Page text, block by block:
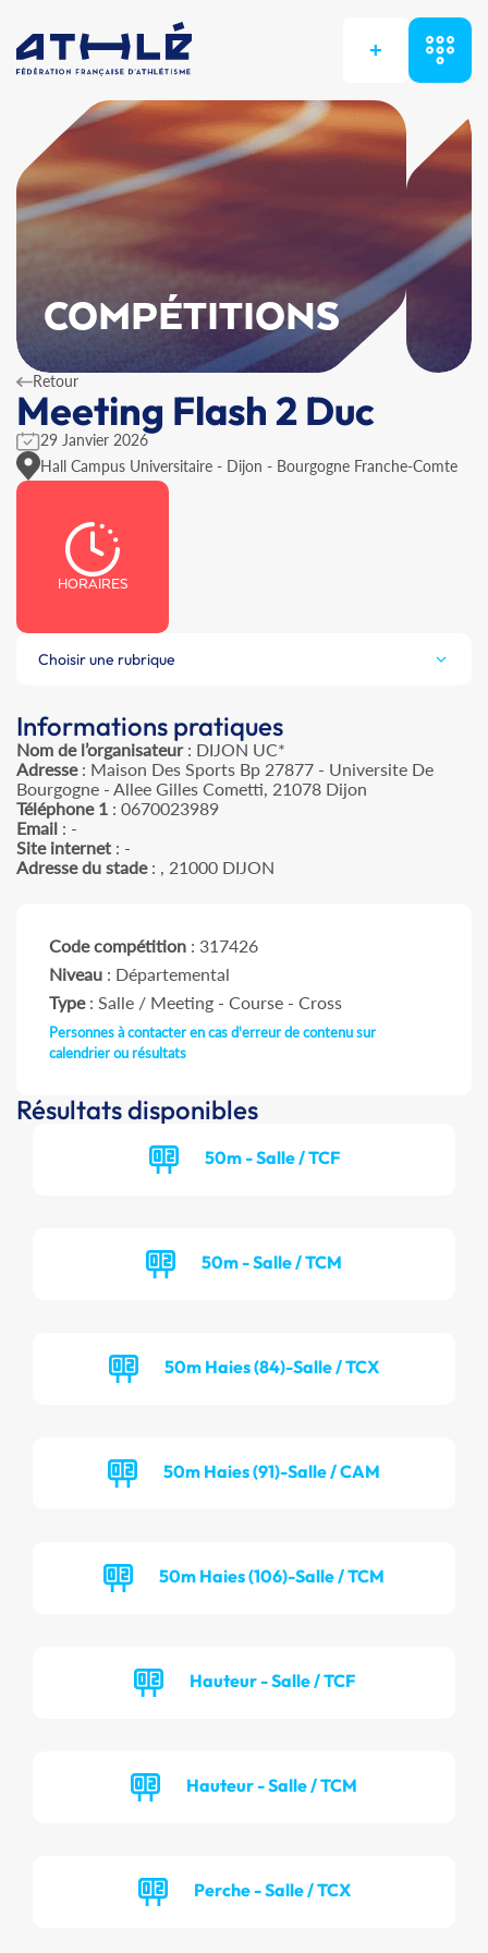
+
COMPÉTITIONS
Retour
Meeting Flash 2 Duc
29 Janvier 2026
Hall Campus Universitaire - Dijon - Bourgogne Franche-Comte
HORAIRES
Choisir une rubrique
Informations pratiques
Nom de l’organisateur: DIJON UC*
Adresse: Maison Des Sports Bp 27877 - Universite De
Bourgogne - Allee Gilles Cometti, 21078 Dijon
Téléphone 1 : 0670023989
Email : -
Site internet : -
Adresse du stade: , 21000 DIJON
Code compétition : 317426
Niveau : Départemental
Type: Salle / Meeting - Course - Cross
Personnes à contacter en cas d'erreur de contenu sur
calendrier ou résultats
Résultats disponibles
50m - Salle / TCF
50m - Salle / TCM
50m Haies (84)-Salle / TCX
50m Haies (91)-Salle / CAM
50m Haies (106)-Salle / TCM
Hauteur - Salle / TCF
Hauteur - Salle / TCM
Perche - Salle / TCX